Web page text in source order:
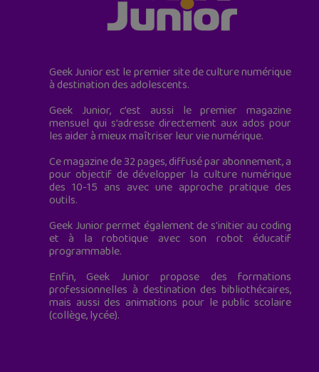
Geek Junior est le premier site de culture numérique
à destination des adolescents.
Geek Junior, c’est aussi le premier magazine
mensuel qui s’adresse directement aux ados pour
les aider à mieux maîtriser leur vie numérique.
Ce magazine de 32 pages, diffusé par abonnement, a
pour objectif de développer la culture numérique
des 10-15 ans avec une approche pratique des
outils.
Geek Junior permet également de s'initier au coding
et à la robotique avec son robot éducatif
programmable.
Enfin, Geek Junior propose des formations
professionnelles à destination des bibliothécaires,
mais aussi des animations pour le public scolaire
(collège, lycée).